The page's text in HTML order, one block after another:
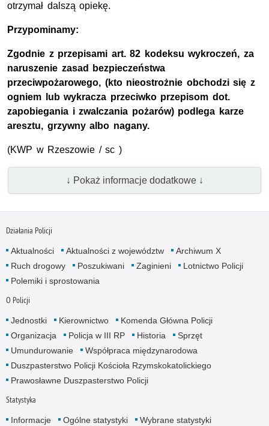
otrzymał dalszą opiekę.
Przypominamy:
Zgodnie z przepisami art. 82 kodeksu wykroczeń, za
naruszenie zasad bezpieczeństwa
przeciwpożarowego, (kto nieostrożnie obchodzi się z
ogniem lub wykracza przeciwko przepisom dot.
zapobiegania i zwalczania pożarów) podlega karze
aresztu, grzywny albo nagany.
(KWP w Rzeszowie / sc )
↓ Pokaż informacje dodatkowe ↓
Działania Policji
Aktualności Aktualności z województw
Archiwum X
Ruch drogowy
Poszukiwani Zaginieni
Lotnictwo Policji
Polemiki i sprostowania
O Policji
Jednostki Kierownictwo
Komenda Główna Policji
Organizacja
Policja w III RP Historia
Sprzęt
Umundurowanie
Współpraca międzynarodowa
Duszpasterstwo Policji Kościoła Rzymskokatolickiego
Prawosławne Duszpasterstwo Policji
Statystyka
Informacje Ogólne statystyki
Wybrane statystyki